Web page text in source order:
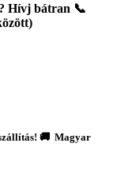
Hívj bátran 📞
🚚 Magyar